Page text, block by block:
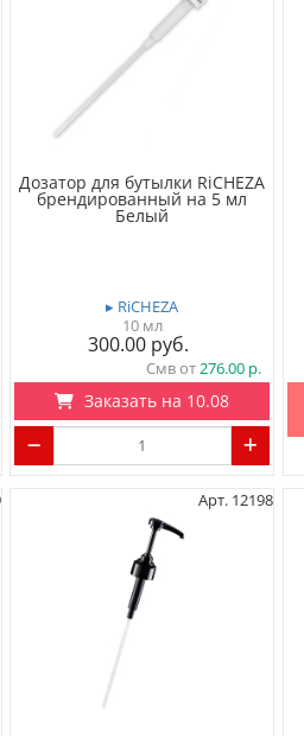
Дозатор для бутылки RiCHEZA
брендированный на 5 мл
Белый
▸ RiCHEZA
10 мл
300.00
Смв от276.00
Заказать на 10.08
Арт. 12198